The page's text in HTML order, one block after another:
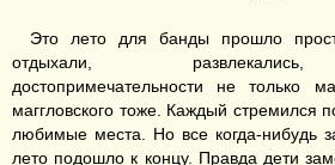
Это лето для банды прошло
отдыхали, развлекались,
достопримечательности не только
маггловского тоже. Каждый стремился
любимые места. Но все когда-нибудь
лето подошло к концу. Правда дети